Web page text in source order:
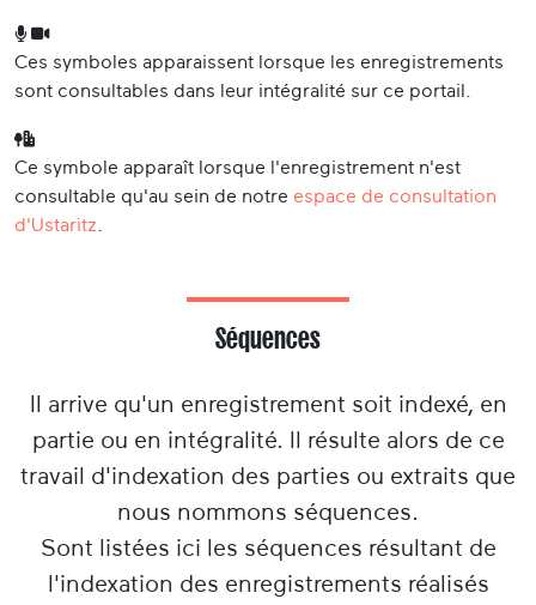
Ces symboles apparaissent lorsque les enregistrements
sont consultables dans leur intégralité sur ce portail.
Ce symbole apparaît lorsque l'enregistrement n'est
consultable qu'au sein de notre espace de consultation
d'Ustaritz
Séquences
Il arrive qu'un enregistrement soit indexé, en
partie ou en intégralité. Il résulte alors de ce
travail d'indexation des parties ou extraits que
nous nommons séquences.
Sont listées ici les séquences résultant de
l'indexation des enregistrements réalisés